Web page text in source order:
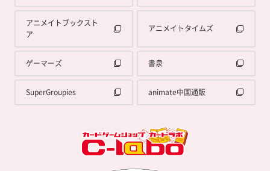
アニメイトブックスト
ア
アニメイトタイムズ
ゲーマーズ 書泉
SuperGroupies animate中国通販